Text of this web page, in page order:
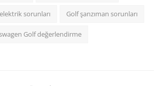
sorunları Golf şanzıman sorunları
Golf değerlendirme